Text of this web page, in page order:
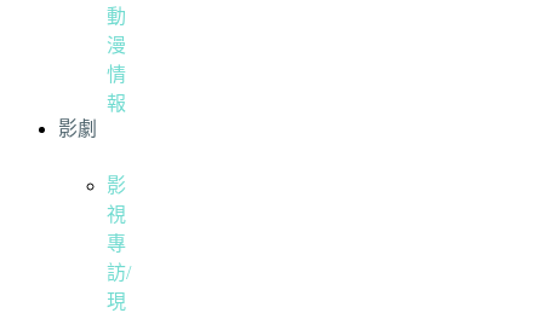
動
漫
情
報
影劇
影
視
專
訪/
現